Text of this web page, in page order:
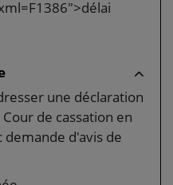
une déclaration
de cassation en
d'avis de